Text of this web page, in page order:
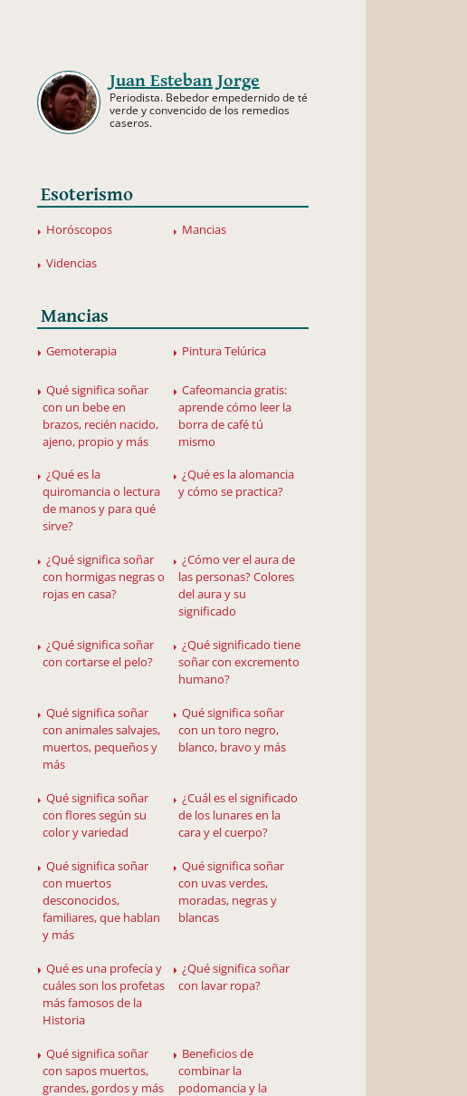
Juan Esteban Jorge
Periodista. Bebedor empedernido de té
verde y convencido de los remedios
caseros.
Esoterismo
Horóscopos Mancias
Videncias
Mancias
Gemoterapia Pintura Telúrica
Qué significa soñar
con un bebe en
brazos, recién nacido,
ajeno, propio y más
Cafeomancia gratis:
aprende cómo leer la
borra de café tú
mismo
¿Qué es la
quiromancia o lectura
de manos y para qué
sirve?
¿Qué es la alomancia
y cómo se practica?
¿Qué significa soñar
con hormigas negras o
rojas en casa?
¿Cómo ver el aura de
las personas? Colores
del aura y su
significado
¿Qué significa soñar
con cortarse el pelo?
¿Qué significado tiene
soñar con excremento
humano?
Qué significa soñar
con animales salvajes,
muertos, pequeños y
más
Qué significa soñar
con un toro negro,
blanco, bravo y más
Qué significa soñar
con flores según su
color y variedad
¿Cuál es el significado
de los lunares en la
cara y el cuerpo?
Qué significa soñar
con muertos
desconocidos,
familiares, que hablan
y más
Qué significa soñar
con uvas verdes,
moradas, negras y
blancas
Qué es una profecía y
cuáles son los profetas
más famosos de la
Historia
¿Qué significa soñar
con lavar ropa?
Qué significa soñar
con sapos muertos,
grandes, gordos y más
Beneficios de
combinar la
podomancia y la